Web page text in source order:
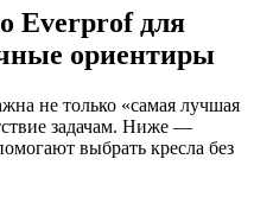
Everprof для
ориентиры
не только «самая лучшая
задачам. Ниже —
выбрать кресла без